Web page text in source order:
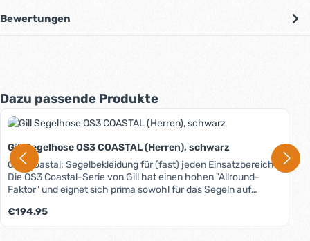
Bewertungen
Produktgalerie überspringen
Dazu passende Produkte
Gill Segelhose OS3 COASTAL (Herren), schwarz
OS3 Coastal: Segelbekleidung für (fast) jeden Einsatzbereich.
Die OS3 Coastal-Serie von Gill hat einen hohen "Allround-
Faktor" und eignet sich prima sowohl für das Segeln auf
Ausstattung sorgen für guten Wetterschutz, hohe
Funktionalität und angenehmen Tragekomfort. Das zweilagige
Regulärer Preis:
€194.95